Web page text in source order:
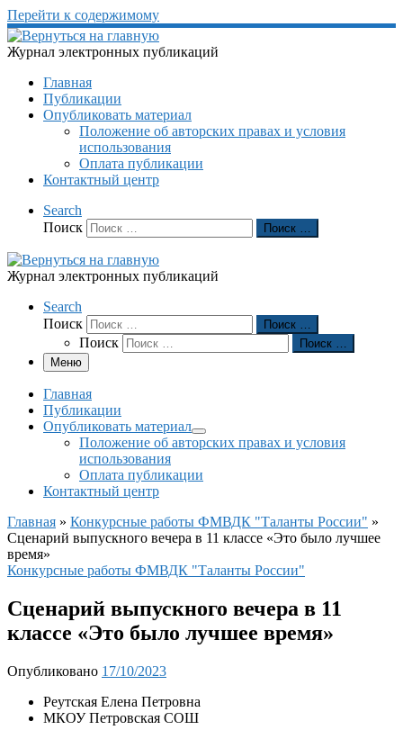
Перейти к содержимому
Журнал электронных публикаций
Главная
Публикации
Опубликовать материал
Положение об авторских правах и условия
использования
Оплата публикации
Контактный центр
Search
Поиск
Поиск …
Журнал электронных публикаций
Search
Поиск
Поиск …
Поиск
Поиск …
Меню
Главная
Публикации
Опубликовать материал
Положение об авторских правах и условия
использования
Оплата публикации
Контактный центр
Главная » Конкурсные работы ФМВДК "Таланты России" »
Сценарий выпускного вечера в 11 классе «Это было лучшее
время»
Конкурсные работы ФМВДК "Таланты России"
Сценарий выпускного вечера в 11
классе «Это было лучшее время»
Опубликовано 17/10/2023
Реутская Елена Петровна
МКОУ Петровская СОШ